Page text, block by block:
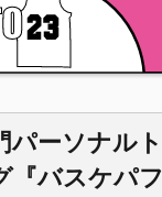
パーソナルト
『バスケパフ